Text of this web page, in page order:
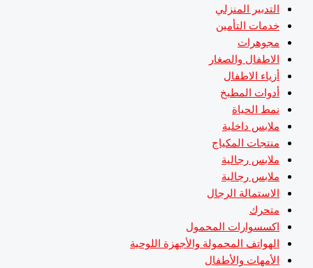
التدبير المنزلي
خدمات التأمين
مجوهرات
الاطفال والصغار
أزياء الاطفال
أدوات المطبخ
نمط الحياة
ملابس داخلية
منتجات المكياج
ملابس رجالية
ملابس رجالية
الاستمالة الرجال
متحرك
اكسسوارات المحمول
الهواتف المحمولة والأجهزة اللوحية
الأمهات والأطفال